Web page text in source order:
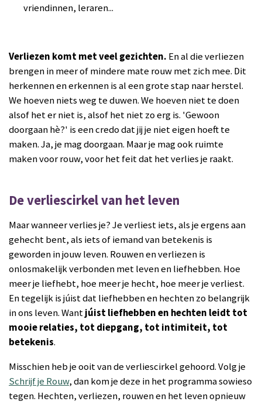
vriendinnen, leraren...
Verliezen komt met veel gezichten. En al die verliezen
brengen in meer of mindere mate rouw met zich mee. Dit
herkennen en erkennen is al een grote stap naar herstel.
We hoeven niets weg te duwen. We hoeven niet te doen
alsof het er niet is, alsof het niet zo erg is. 'Gewoon
doorgaan hè?' is een credo dat jij je niet eigen hoeft te
maken. Ja, je mag doorgaan. Maar je mag ook ruimte
maken voor rouw, voor het feit dat het verlies je raakt.
De verliescirkel van het leven
Maar wanneer verlies je? Je verliest iets, als je ergens aan
gehecht bent, als iets of iemand van betekenis is
geworden in jouw leven. Rouwen en verliezen is
onlosmakelijk verbonden met leven en liefhebben. Hoe
meer je liefhebt, hoe meer je hecht, hoe meer je verliest.
En tegelijk is júist dat liefhebben en hechten zo belangrijk
in ons leven. Wantjúist liefhebben en hechten leidt tot
mooie relaties, tot diepgang, tot intimiteit, tot
betekenis.
Misschien heb je ooit van de verliescirkel gehoord. Volg je
Schrijf je Rouw, dan kom je deze in het programma sowieso
tegen. Hechten, verliezen, rouwen en het leven opnieuw